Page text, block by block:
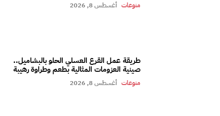
منوعات أغسطس 8, 2026
طريقة عمل القرع العسلي الحلو بالبشاميل..
صينية العزومات المثالية بطعم وطراوة رهيبة
منوعات أغسطس 8, 2026